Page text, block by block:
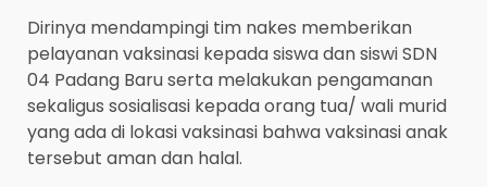
Dirinya mendampingi tim nakes memberikan
pelayanan vaksinasi kepada siswa dan siswi SDN
04 Padang Baru serta melakukan pengamanan
sekaligus sosialisasi kepada orang tua/ wali murid
yang ada di lokasi vaksinasi bahwa vaksinasi anak
tersebut aman dan halal.